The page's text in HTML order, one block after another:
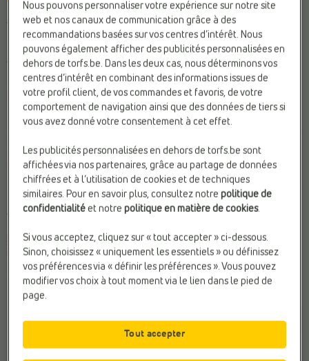
ARA
Chaussures à enfiler
bordeaux
Web Only
Couleur
Bordeaux
Taille
35
Ce produit est malheureusementen rupture de stock.
Découvrez-en plus sur cette marque
Nous pouvons personnaliser votre expérience sur notre site
web et nos canaux de communication grâce à des
recommandations basées sur vos centres d’intérêt. Nous
pouvons également afficher des publicités personnalisées en
dehors de torfs.be. Dans les deux cas, nous déterminons vos
centres d’intérêt en combinant des informations issues de
votre profil client, de vos commandes et favoris, de votre
comportement de navigation ainsi que des données de tiers si
vous avez donné votre consentement à cet effet.
Les publicités personnalisées en dehors de torfs.be sont
affichées via nos partenaires, grâce au partage de données
chiffrées et à l’utilisation de cookies et de techniques
similaires. Pour en savoir plus, consultez notrepolitique de
confidentialité et notrepolitique en matière de cookies.
Si vous acceptez, cliquez sur « tout accepter » ci-dessous.
Sinon, choisissez « uniquement les essentiels » ou définissez
vos préférences via « définir les préférences ». Vous pouvez
modifier vos choix à tout moment via le lien dans le pied de
page.
Tout accepter